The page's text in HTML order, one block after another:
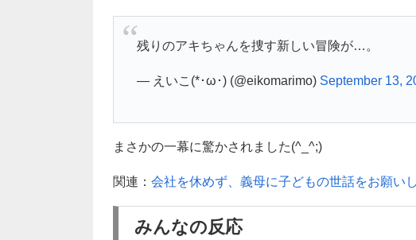
残りのアキちゃんを捜す新しい冒険が…。
— えいこ(*･ω･) (@eikomarimo) September 13,
まさかの一幕に驚かされました(^_^;)
関連： 会社を休めず、義母に子どもの世話をお願い
みんなの反応